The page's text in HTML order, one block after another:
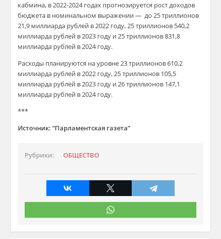
кабмина, в 2022-2024 годах прогнозируется рост доходов
бюджета в номинальном выражении — до 25 триллионов
21,9 миллиарда рублей в 2022 году, 25 триллионов 540,2
миллиарда рублей в 2023 году и 25 триллионов 831,8
миллиарда рублей в 2024 году.
Расходы планируются на уровне 23 триллионов 610,2
миллиарда рублей в 2022 году, 25 триллионов 105,5
миллиарда рублей в 2023 году и 26 триллионов 147,1
миллиарда рублей в 2024 году.
***
Источник: “Парламентская газета”
Рубрики: ОБЩЕСТВО